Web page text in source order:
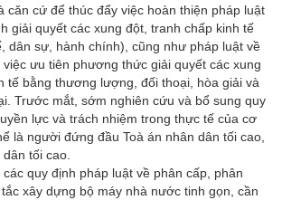
căn cứ để thúc đẩy việc hoàn thiện pháp luật
giải quyết các xung đột, tranh chấp kinh tế
dân sự, hành chính), cũng như pháp luật về
ưu tiên phương thức giải quyết các xung
tế bằng thương lượng, đối thoại, hòa giải và
Trước mắt, sớm nghiên cứu và bổ sung quy
lực và trách nhiệm trong thực tế của cơ
là người đứng đầu Toà án nhân dân tối cao,
tối cao.
quy định pháp luật về phân cấp, phân
xây dựng bộ máy nhà nước tinh gọn, cần